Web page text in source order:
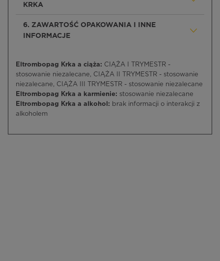
KRKA
6. ZAWARTOŚĆ OPAKOWANIA I INNE
INFORMACJE
Eltrombopag Krka a ciąża: CIĄŻA I TRYMESTR -
stosowanie niezalecane, CIĄŻA II TRYMESTR - stosowanie
niezalecane, CIĄŻA III TRYMESTR - stosowanie niezalecane
Eltrombopag Krka a karmienie: stosowanie niezalecane
Eltrombopag Krka a alkohol: brak informacji o interakcji z
alkoholem